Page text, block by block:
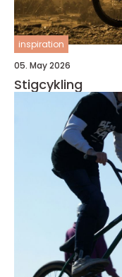
inspiration
05. May 2026
Stigcykling